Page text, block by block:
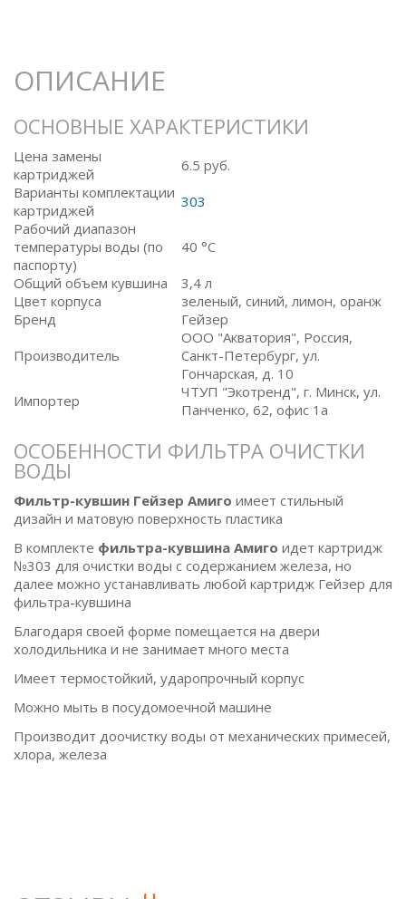
ОПИСАНИЕ
ОСНОВНЫЕ ХАРАКТЕРИСТИКИ
Цена замены
картриджей
6.5 руб.
Варианты комплектации
картриджей
303
Рабочий диапазон
температуры воды (по
паспорту)
40 °C
Общий объем кувшина
3,4 л
Цвет корпуса
зеленый, синий, лимон, оранж
Бренд
Гейзер
Производитель
ООО "Акватория", Россия,
Санкт-Петербург, ул.
Гончарская, д. 10
Импортер
ЧТУП "Экотренд", г. Минск, ул.
Панченко, 62, офис 1а
ОСОБЕННОСТИ ФИЛЬТРА ОЧИСТКИ
ВОДЫ
Фильтр-кувшин Гейзер Амиго имеет стильный
дизайн и матовую поверхность пластика
В комплекте фильтра-кувшина Амиго идет картридж
№303 для очистки воды с содержанием железа, но
далее можно устанавливать любой картридж Гейзер для
фильтра-кувшина
Благодаря своей форме помещается на двери
холодильника и не занимает много места
Имеет термостойкий, ударопрочный корпус
Можно мыть в посудомоечной машине
Производит доочистку воды от механических примесей,
хлора, железа